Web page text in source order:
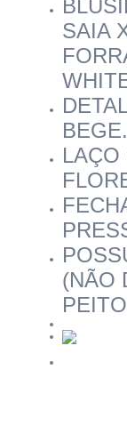
SAIA
BEGE.
LAÇO
(NÃO